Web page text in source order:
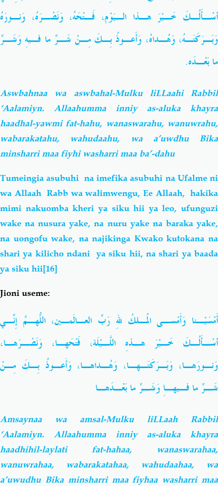
أسْـأَلُـكَ خَـيْرَ هـذا الـيَوْم، فَـتْحَهُ، وَنَصْـرَهُ، وَنـورَهُ
وَبَـرَكَتَـهُ، وَهُـداهُ، وَأَعـوذُ بِـكَ مِـنْ شَـرِّ ما فـيهِ وَشَـرِّ
ما بَعْـدَه.
Aswbahnaa wa aswbahal-Mulku liLLaahi Rabbil
‘Aalamiyn. Allaahumma inniy as-aluka khayra
haadhal-yawmi fat-hahu, wanaswarahu, wanuwrahu,
wabarakatahu, wahudaahu, wa a’uwdhu Bika
minsharri maa fiyhi washarri maa ba’-dahu
Tumeingia asubuhi na imefika asubuhi na Ufalme ni
wa Allaah Rabb wa walimwengu, Ee Allaah, hakika
mimi nakuomba kheri ya siku hii ya leo, ufunguzi
wake na nusura yake, na nuru yake na baraka yake,
na uongofu wake, na najikinga Kwako kutokana na
shari ya kilicho ndani ya siku hii, na shari ya baada
ya siku hii[16]
Jioni useme:
أَمْسَيْـنا وَأَمْسـى المُـلكُ للهِ رَبِّ العـالَمـين، اللّهُـمَّ إِنِّـي
أسْـأَلُـكَ خَـيْرَ هـذهِ اللَّـيْلَة، فَتْحَهـا، وَنَصْـرَهـا،
وَنـورَهـا، وَبَـرَكَتَـهـا، وَهُـداهـا، وَأَعـوذُ بِـكَ مِـنْ
شَـرِّ ما فـيهـاِ وَشَـرِّ ما بَعْـدَهـا
Amsaynaa wa amsal-Mulku liLLaah Rabbil
‘Aalamiyn. Allaahumma inniy as-aluka khayra
haadhihil-laylati fat-hahaa, wanaswarahaa,
wanuwrahaa, wabarakatahaa, wahudaahaa, wa
a’uwudhu Bika minsharri maa fiyhaa washarri maa